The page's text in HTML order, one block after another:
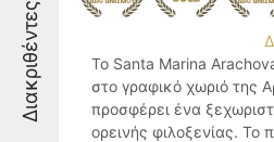
Διακριθέντες
Το Santa Marina
στο γραφικό χωριό της
προσφέρει ένα
ορεινής φιλοξενίας. Το